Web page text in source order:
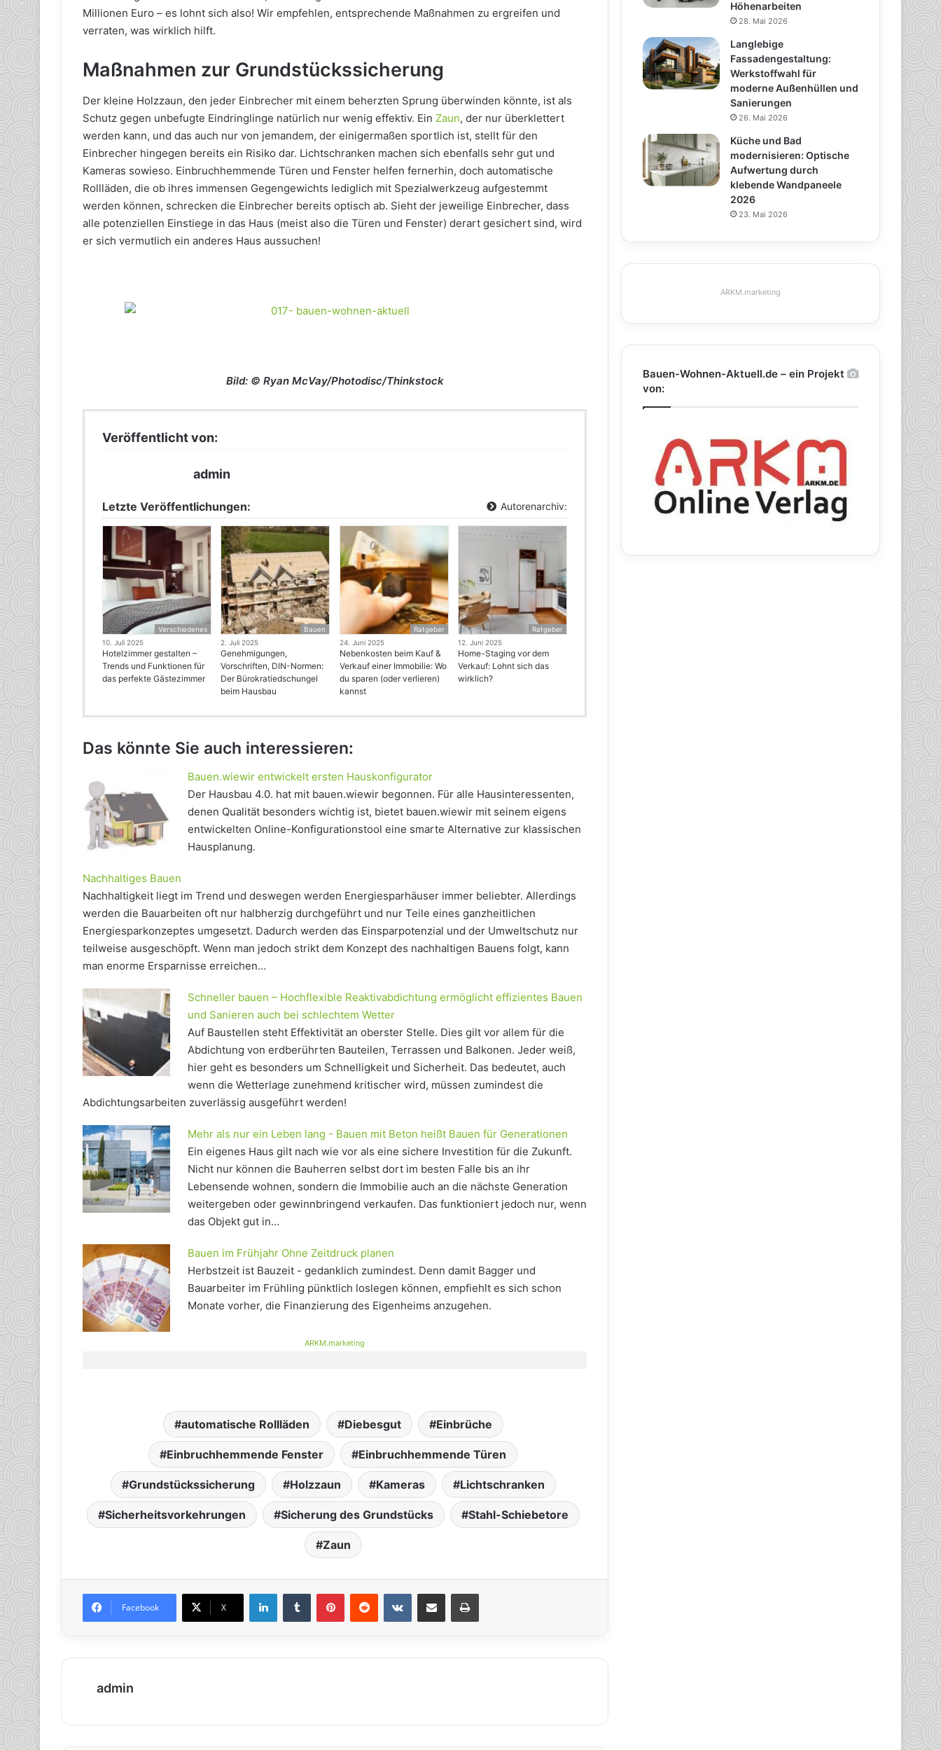
Millionen Euro – es lohnt sich also! Wir empfehlen, entsprechende Maßnahmen zu ergreifen und
verraten, was wirklich hilft.
Maßnahmen zur Grundstückssicherung
Der kleine Holzzaun, den jeder Einbrecher mit einem beherzten Sprung überwinden könnte, ist als
Schutz gegen unbefugte Eindringlinge natürlich nur wenig effektiv. Ein Zaun, der nur überklettert
werden kann, und das auch nur von jemandem, der einigermaßen sportlich ist, stellt für den
Einbrecher hingegen bereits ein Risiko dar. Lichtschranken machen sich ebenfalls sehr gut und
Kameras sowieso. Einbruchhemmende Türen und Fenster helfen fernerhin, doch automatische
Rollläden, die ob ihres immensen Gegengewichts lediglich mit Spezialwerkzeug aufgestemmt
werden können, schrecken die Einbrecher bereits optisch ab. Sieht der jeweilige Einbrecher, dass
alle potenziellen Einstiege in das Haus (meist also die Türen und Fenster) derart gesichert sind, wird
er sich vermutlich ein anderes Haus aussuchen!
Bild: © Ryan McVay/Photodisc/Thinkstock
Veröffentlicht von:
admin
Letzte Veröffentlichungen: Autorenarchiv:
Verschiedenes
10. Juli 2025
Hotelzimmer gestalten –
Trends und Funktionen für
das perfekte Gästezimmer
Bauen
2. Juli 2025
Genehmigungen,
Vorschriften, DIN-Normen:
Der Bürokratiedschungel
beim Hausbau
Ratgeber
24. Juni 2025
Nebenkosten beim Kauf &
Verkauf einer Immobilie: Wo
du sparen (oder verlieren)
kannst
Ratgeber
12. Juni 2025
Home-Staging vor dem
Verkauf: Lohnt sich das
wirklich?
Das könnte Sie auch interessieren:
Bauen.wiewir entwickelt ersten Hauskonfigurator
Der Hausbau 4.0. hat mit bauen.wiewir begonnen. Für alle Hausinteressenten,
denen Qualität besonders wichtig ist, bietet bauen.wiewir mit seinem eigens
entwickelten Online-Konfigurationstool eine smarte Alternative zur klassischen
Hausplanung.
Nachhaltiges Bauen
Nachhaltigkeit liegt im Trend und deswegen werden Energiesparhäuser immer beliebter. Allerdings
werden die Bauarbeiten oft nur halbherzig durchgeführt und nur Teile eines ganzheitlichen
Energiesparkonzeptes umgesetzt. Dadurch werden das Einsparpotenzial und der Umweltschutz nur
teilweise ausgeschöpft. Wenn man jedoch strikt dem Konzept des nachhaltigen Bauens folgt, kann
man enorme Ersparnisse erreichen…
Schneller bauen – Hochflexible Reaktivabdichtung ermöglicht effizientes Bauen
und Sanieren auch bei schlechtem Wetter
Auf Baustellen steht Effektivität an oberster Stelle. Dies gilt vor allem für die
Abdichtung von erdberührten Bauteilen, Terrassen und Balkonen. Jeder weiß,
hier geht es besonders um Schnelligkeit und Sicherheit. Das bedeutet, auch
wenn die Wetterlage zunehmend kritischer wird, müssen zumindest die
Abdichtungsarbeiten zuverlässig ausgeführt werden!
Mehr als nur ein Leben lang - Bauen mit Beton heißt Bauen für Generationen
Ein eigenes Haus gilt nach wie vor als eine sichere Investition für die Zukunft.
Nicht nur können die Bauherren selbst dort im besten Falle bis an ihr
Lebensende wohnen, sondern die Immobilie auch an die nächste Generation
weitergeben oder gewinnbringend verkaufen. Das funktioniert jedoch nur, wenn
das Objekt gut in…
Bauen im Frühjahr Ohne Zeitdruck planen
Herbstzeit ist Bauzeit - gedanklich zumindest. Denn damit Bagger und
Bauarbeiter im Frühling pünktlich loslegen können, empfiehlt es sich schon
Monate vorher, die Finanzierung des Eigenheims anzugehen.
ARKM.marketing
automatische Rollläden Diebesgut Einbrüche
Einbruchhemmende Fenster Einbruchhemmende Türen
Grundstückssicherung Holzzaun Kameras Lichtschranken
Sicherheitsvorkehrungen Sicherung des Grundstücks Stahl-Schiebetore
Zaun
Facebook X
admin
Höhenarbeiten
28. Mai 2026
Langlebige
Fassadengestaltung:
Werkstoffwahl für
moderne Außenhüllen und
Sanierungen
26. Mai 2026
Küche und Bad
modernisieren: Optische
Aufwertung durch
klebende Wandpaneele
2026
23. Mai 2026
ARKM.marketing
Bauen-Wohnen-Aktuell.de – ein Projekt
von: